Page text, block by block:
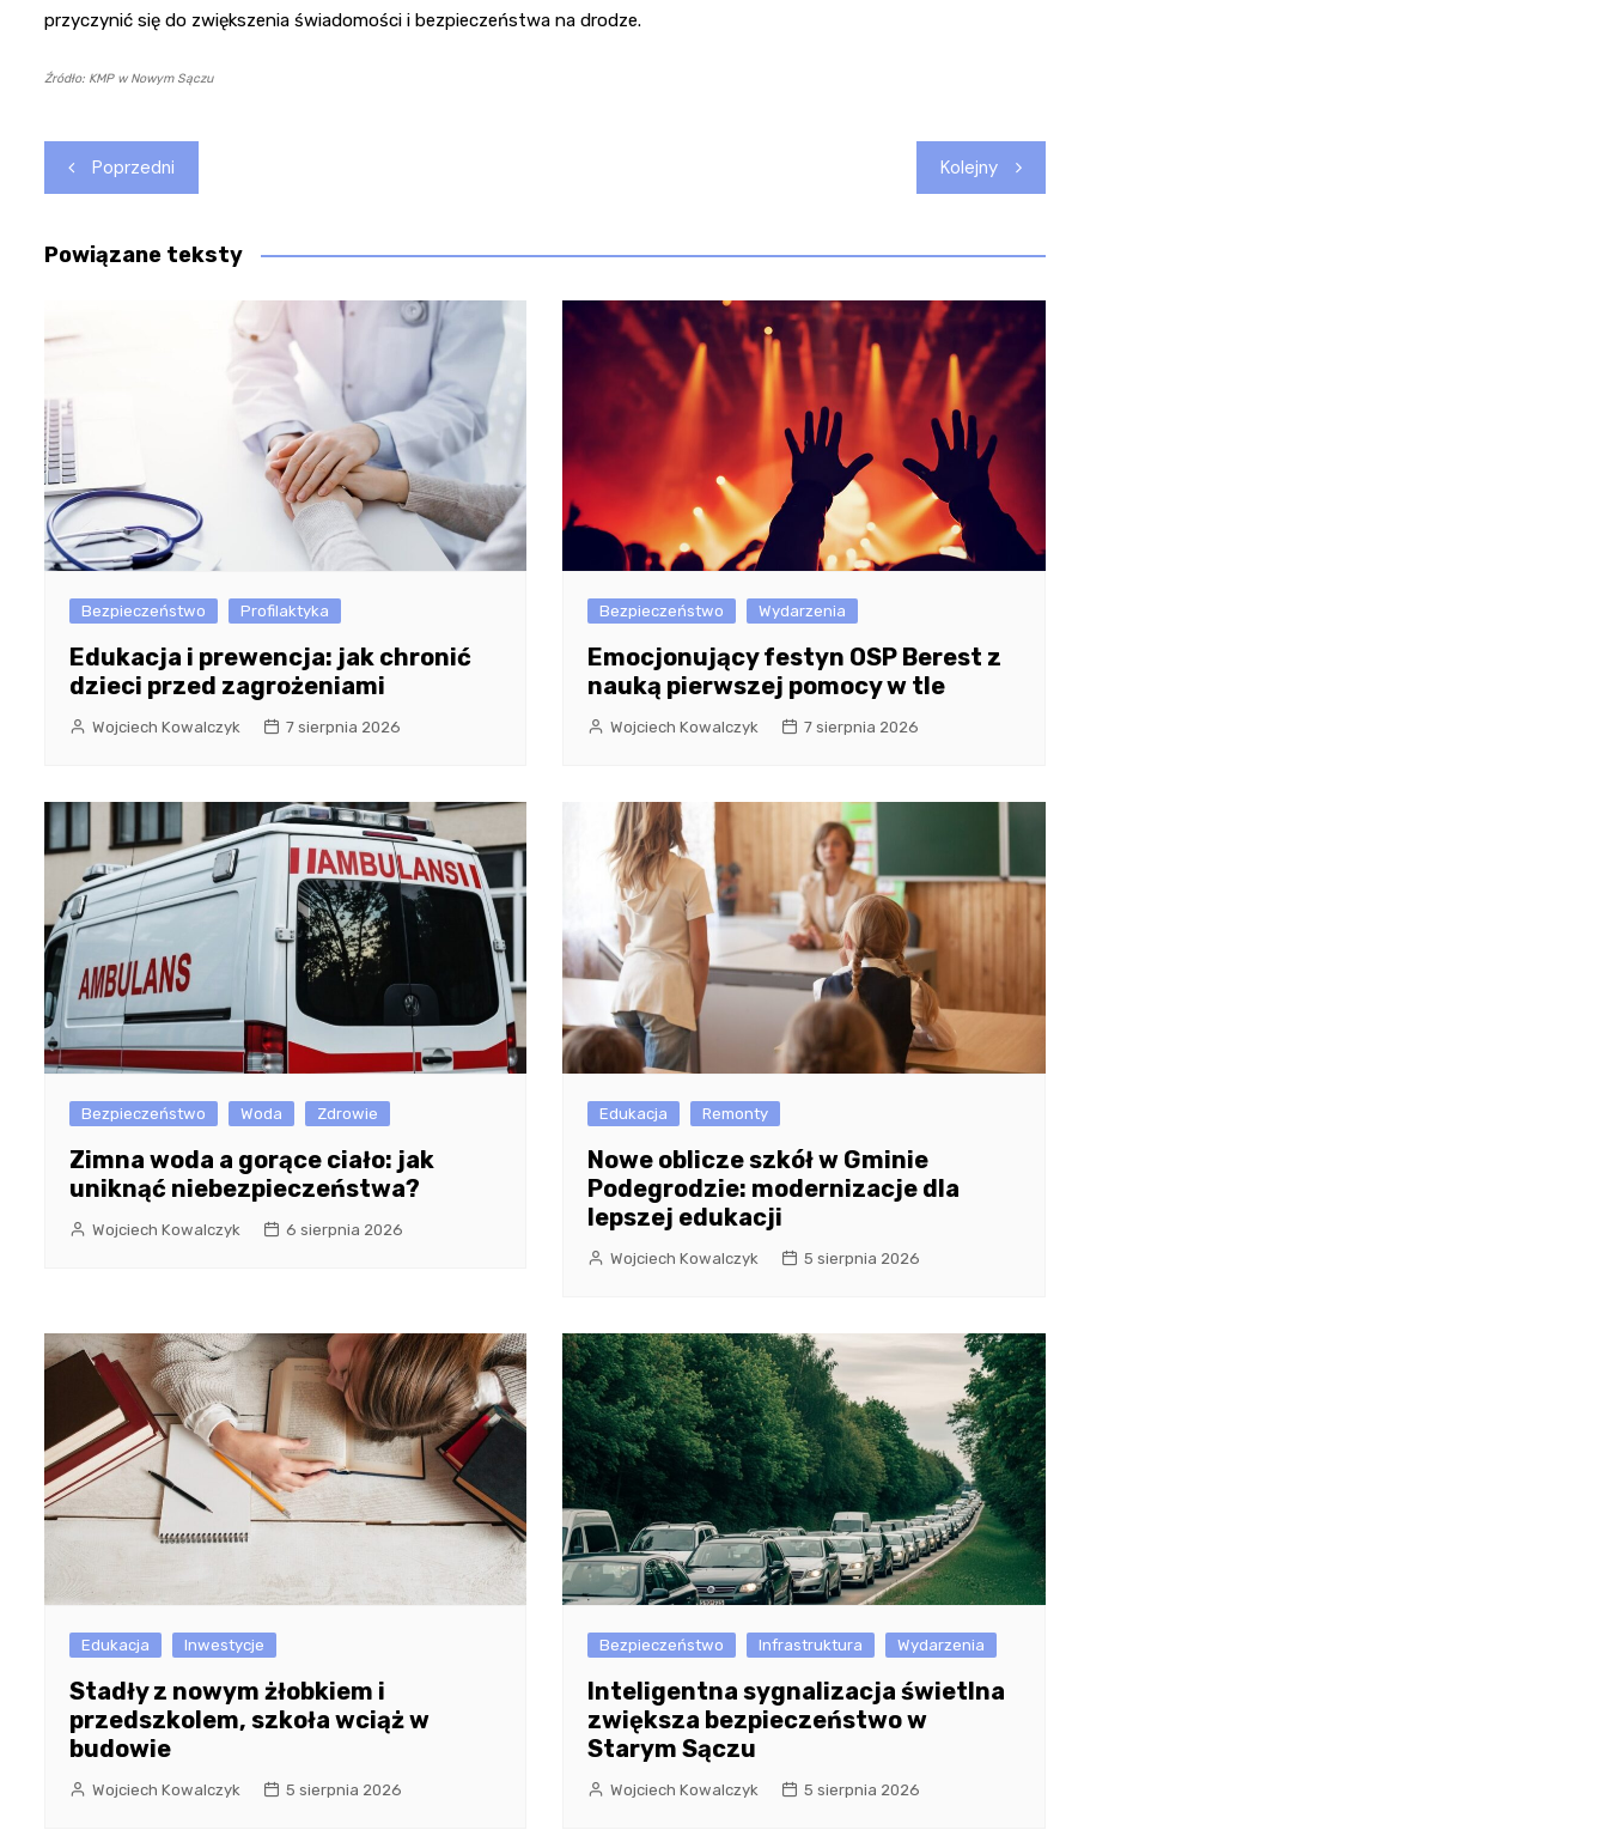
przyczynić się do zwiększenia świadomości i bezpieczeństwa na drodze.
Źródło: KMP w Nowym Sączu
Nawigacja
wpisu
Poprzedni Kolejny
Powiązane teksty
Bezpieczeństwo Profilaktyka
Edukacja i prewencja: jak chronić
dzieci przed zagrożeniami
Wojciech Kowalczyk 7 sierpnia 2026
Bezpieczeństwo Wydarzenia
Emocjonujący festyn OSP Berest z
nauką pierwszej pomocy w tle
Wojciech Kowalczyk 7 sierpnia 2026
Bezpieczeństwo Woda Zdrowie
Zimna woda a gorące ciało: jak
uniknąć niebezpieczeństwa?
Wojciech Kowalczyk 6 sierpnia 2026
Edukacja Remonty
Nowe oblicze szkół w Gminie
Podegrodzie: modernizacje dla
lepszej edukacji
Wojciech Kowalczyk 5 sierpnia 2026
Edukacja Inwestycje
Stadły z nowym żłobkiem i
przedszkolem, szkoła wciąż w
budowie
Wojciech Kowalczyk 5 sierpnia 2026
Bezpieczeństwo Infrastruktura Wydarzenia
Inteligentna sygnalizacja świetlna
zwiększa bezpieczeństwo w
Starym Sączu
Wojciech Kowalczyk 5 sierpnia 2026